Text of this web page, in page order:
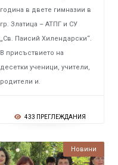
година в двете гимназии в
гр. Златица – АТПГ и СУ
„Св. Паисий Хилендарски“.
В присъствието на
десетки ученици, учители,
родители и.
433 ПРЕГЛЕЖДАНИЯ
Новини